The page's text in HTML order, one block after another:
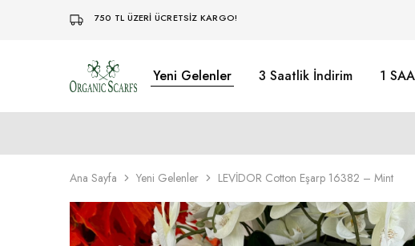
750 TL ÜZERİ ÜCRETSİZ KARGO!
Organikscarf Yeni Gelenler 3 Saatlik İndirim 1
Ana Sayfa Yeni Gelenler LEVİDOR Cotton Eşarp 16382 – Mint